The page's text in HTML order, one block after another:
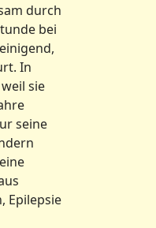
durch
bei
In
sie
seine
Epilepsie